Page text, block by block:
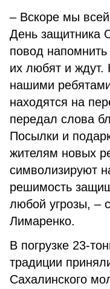
– Вскоре мы
День защитника
повод
их любят и ждут.
нашими
находятся на
передал слова
Посылки и
жителям новых
символизируют
решимость
любой угрозы, –
Лимаренко.
В погрузке 23-
традиции
Сахалинского